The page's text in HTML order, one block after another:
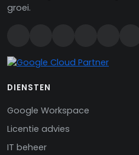
groei.
DIENSTEN
Google Workspace
Licentie advies
IT beheer